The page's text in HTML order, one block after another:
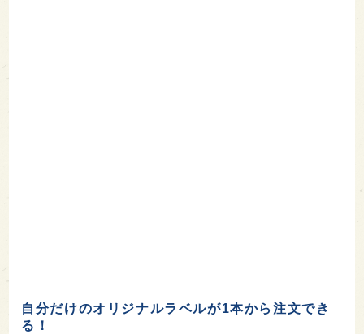
自分だけのオリジナルラベルが1本から注文でき
る！